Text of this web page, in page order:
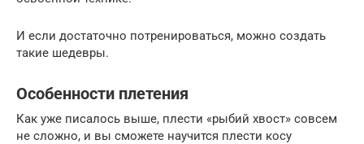
И если достаточно потренироваться, можно создать
такие шедевры.
Особенности плетения
Как уже писалось выше, плести «рыбий хвост» совсем
не сложно, и вы сможете научится плести косу